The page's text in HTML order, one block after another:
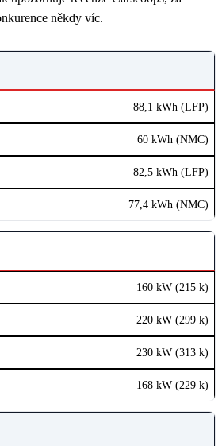
někdy víc.
88,1 kWh (LFP)
60 kWh (NMC)
82,5 kWh (LFP)
77,4 kWh (NMC)
160 kW (215 k)
220 kW (299 k)
230 kW (313 k)
168 kW (229 k)